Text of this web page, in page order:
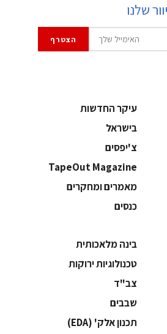
שלנו
עיקר החדשות
בישראל
צ'יפסים
TapeOut Magazine
מאמרים ומחקרים
כנסים
בינה מלאכותית
‫טכנולוגיות ירוקות‬
‫צב"ד‬
‫שבבים‬
‫תכנון אלק' (‪(EDA‬‬